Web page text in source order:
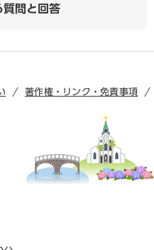
質問と回答
著作権・リンク・免責事項